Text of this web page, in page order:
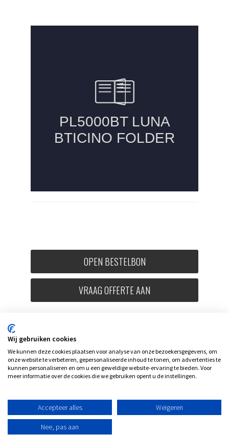
OPEN BESTELBON
VRAAG OFFERTE AAN
Wij gebruiken cookies
We kunnen deze cookies plaatsen voor analyse van onze bezoekersgegevens, om
onze website te verbeteren, gepersonaliseerde inhoud te tonen, om advertenties te
kunnen personaliseren en om u een geweldige website-ervaring te bieden. Voor
meer informatie over de cookies die we gebruiken opent u de instellingen.
Accepteer alles Weigeren
Nee, pas aan